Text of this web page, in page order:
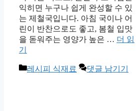
익히면 누구나 쉽게 완성할 수 있
는 제철국입니다. 아침 국이나 어
린이 반찬으로도 좋고, 봄철 입맛
을 돋워주는 영양가 높은 … 더 읽
기
카
레시피 식재료 댓글 남기기